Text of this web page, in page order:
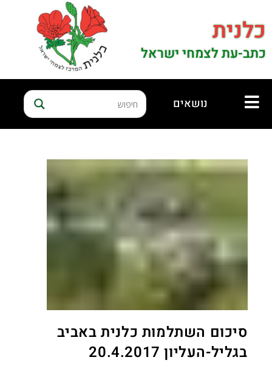
כלנית
כתב-עת לצמחי ישראל
נושאים
סיכום השתלמות כלנית באביב
בגליל-העליון 20.4.2017